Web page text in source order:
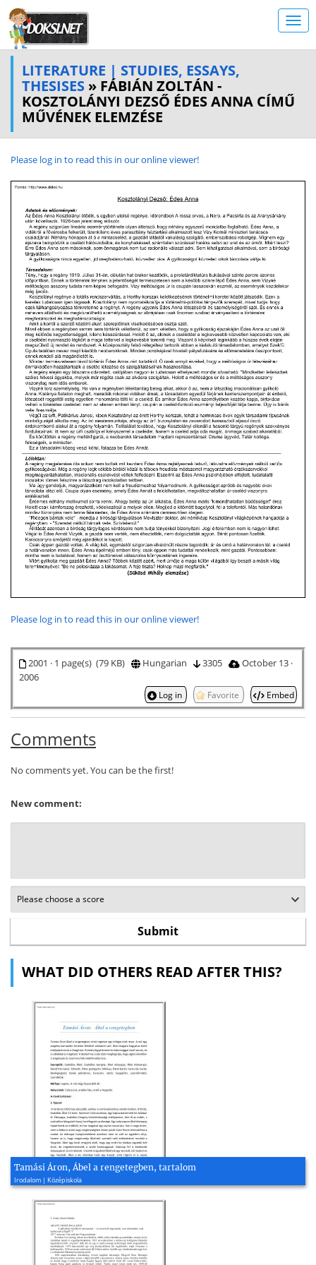
LITERATURE | STUDIES, ESSAYS,
THESISES » FÁBIÁN ZOLTÁN -
KOSZTOLÁNYI DEZSŐ ÉDES ANNA CÍMŰ
MŰVÉNEK ELEMZÉSE
Please log in to read this in our online viewer!
Please log in to read this in our online viewer!
2001 · 1 page(s) (79 KB) Hungarian 3305
October 13 ·
2006
Log in Favorite Embed
Comments
No comments yet. You can be the first!
New comment:
WHAT DID OTHERS READ AFTER THIS?
Tamási Áron, Ábel a rengetegben, tartalom
Irodalom | Középiskola